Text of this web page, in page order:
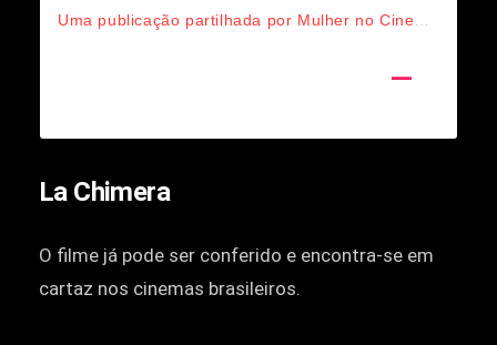
Uma publicação partilhada por Mulher no Cinema (@mulhernocinema)
La Chimera
O filme já pode ser conferido e encontra-se em
cartaz nos cinemas brasileiros.